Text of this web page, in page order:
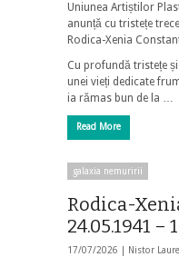
Uniunea Artiștilor
anunță cu tristețe
Rodica-Xenia
Cu profundă tristețe
unei vieți dedicate
ia rămas bun de la …
Read More
galaxia nemuririi
Rodica-
24.05.1941 –
17/07/2026 | Nistor